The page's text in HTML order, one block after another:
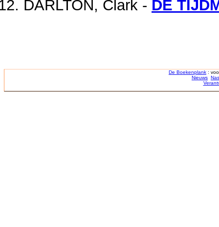
DARLTON, Clark - DE
De Boekenplank :
Nieuws